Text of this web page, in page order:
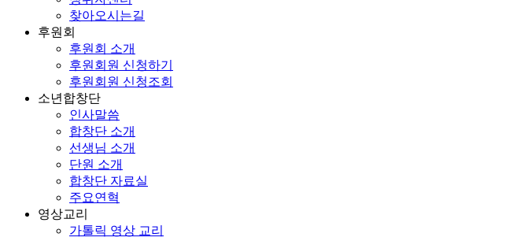
찾아오시는길
후원회
후원회 소개
후원회원 신청하기
후원회원 신청조회
소년합창단
인사말씀
합창단 소개
선생님 소개
단원 소개
합창단 자료실
주요연혁
영상교리
가톨릭 영상 교리